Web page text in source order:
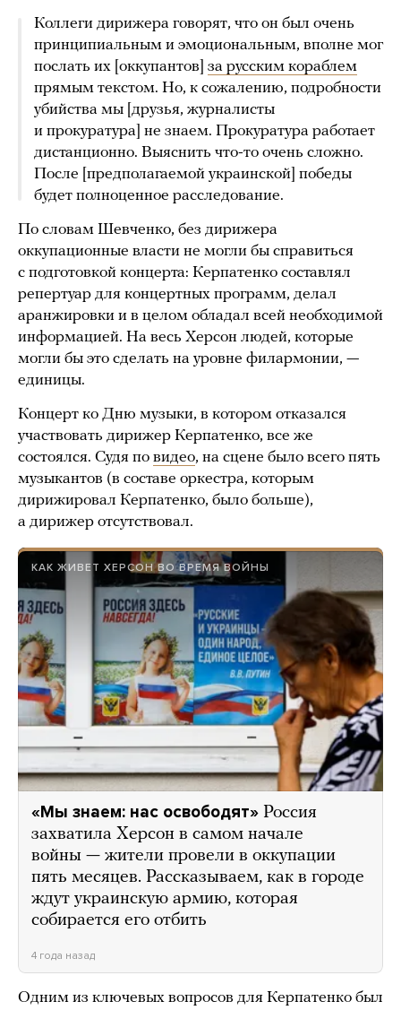
Коллеги дирижера говорят, что он был очень
принципиальным и эмоциональным, вполне мог
послать их [оккупантов] за русским кораблем
прямым текстом. Но, к сожалению, подробности
убийства мы [друзья, журналисты
и прокуратура] не знаем. Прокуратура работает
дистанционно. Выяснить что-то очень сложно.
После [предполагаемой украинской] победы
будет полноценное расследование.
По словам Шевченко, без дирижера
оккупационные власти не могли бы справиться
с подготовкой концерта: Керпатенко составлял
репертуар для концертных программ, делал
аранжировки и в целом обладал всей необходимой
информацией. На весь Херсон людей, которые
могли бы это сделать на уровне филармонии, —
единицы.
Концерт ко Дню музыки, в котором отказался
участвовать дирижер Керпатенко, все же
состоялся. Судя по видео, на сцене было всего пять
музыкантов (в составе оркестра, которым
дирижировал Керпатенко, было больше),
а дирижер отсутствовал.
КАК ЖИВЕТ ХЕРСОН ВО ВРЕМЯ ВОЙНЫ
«Мы знаем: нас освободят» Россия
захватила Херсон в самом начале
войны — жители провели в оккупации
пять месяцев. Рассказываем, как в городе
ждут украинскую армию, которая
собирается его отбить
4 года назад
Одним из ключевых вопросов для Керпатенко был